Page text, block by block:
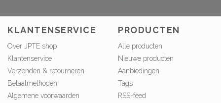
KLANTENSERVICE
Over JPTE shop
Klantenservice
Verzenden & retourneren
Betaalmethoden
Algemene voorwaarden
PRODUCTEN
Alle producten
Nieuwe producten
Aanbiedingen
Tags
RSS-feed